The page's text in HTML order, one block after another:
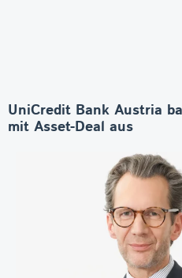
UniCredit Bank Austria
mit Asset-Deal aus